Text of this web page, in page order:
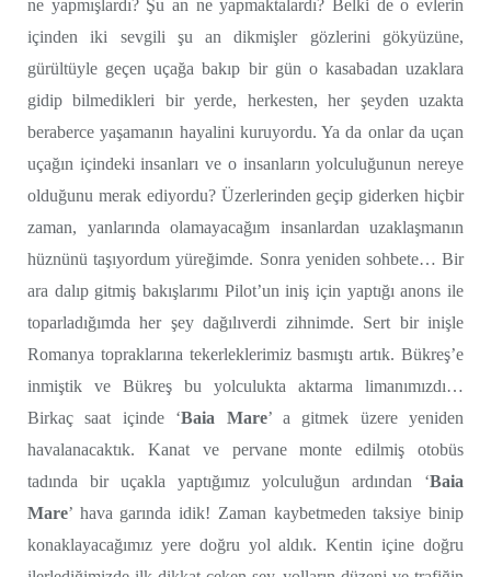
ne yapmışlardı? Şu an ne yapmaktalardı? Belki de o evlerin
içinden iki sevgili şu an dikmişler gözlerini gökyüzüne,
gürültüyle geçen uçağa bakıp bir gün o kasabadan uzaklara
gidip bilmedikleri bir yerde, herkesten, her şeyden uzakta
beraberce yaşamanın hayalini kuruyordu. Ya da onlar da uçan
uçağın içindeki insanları ve o insanların yolculuğunun nereye
olduğunu merak ediyordu? Üzerlerinden geçip giderken hiçbir
zaman, yanlarında olamayacağım insanlardan uzaklaşmanın
hüznünü taşıyordum yüreğimde. Sonra yeniden sohbete… Bir
ara dalıp gitmiş bakışlarımı Pilot’un iniş için yaptığı anons ile
toparladığımda her şey dağılıverdi zihnimde. Sert bir inişle
Romanya topraklarına tekerleklerimiz basmıştı artık. Bükreş’e
inmiştik ve Bükreş bu yolculukta aktarma limanımızdı…
Birkaç saat içinde ‘Baia Mare’ a gitmek üzere yeniden
havalanacaktık. Kanat ve pervane monte edilmiş otobüs
tadında bir uçakla yaptığımız yolculuğun ardından ‘Baia
Mare’ hava garında idik! Zaman kaybetmeden taksiye binip
konaklayacağımız yere doğru yol aldık. Kentin içine doğru